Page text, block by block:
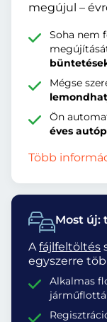
Most új:
Afájlfeltöltés
egyszerre
Alkalmas
megújul –
Soha nem
Mégse
Ön
éves
Több